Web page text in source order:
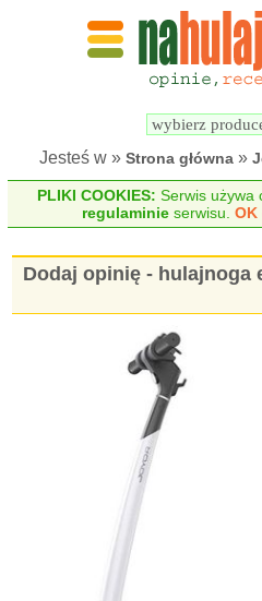
Jesteś w » Strona główna»
PLIKI COOKIES: Serwis używa
regulaminie serwisu.OK
Dodaj opinię - hulajnoga